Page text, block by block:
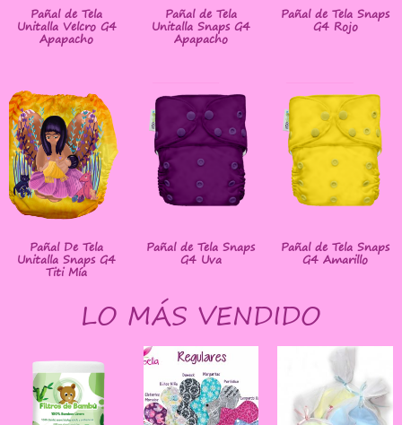
Pañal de Tela
Unitalla Velcro G4
Apapacho
Pañal de Tela
Unitalla Snaps G4
Apapacho
Pañal de Tela Snaps
G4 Rojo
Pañal De Tela
Unitalla Snaps G4
Titi Mía
Pañal de Tela Snaps
G4 Uva
Pañal de Tela Snaps
G4 Amarillo
LO MÁS VENDIDO